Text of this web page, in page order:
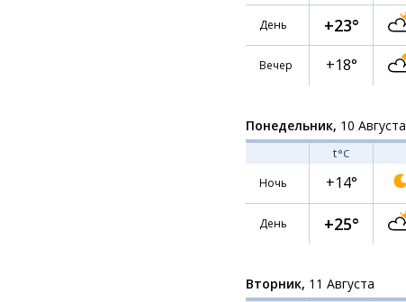
День +23°
Вечер +18°
Понедельник, 10 Августа
t°C
Ночь
+14°
День +25°
Вторник, 11 Августа